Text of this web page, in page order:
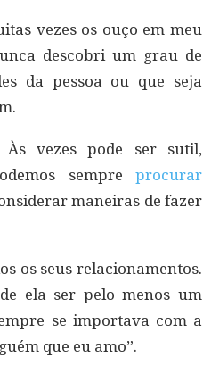
vezes os ouço em meu
descobri um grau de
da pessoa ou que seja
vezes pode ser sutil,
sempre procurar
maneiras de fazer
os seus relacionamentos.
ela ser pelo menos um
se importava com a
que eu amo”.